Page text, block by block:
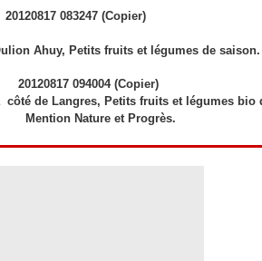
Ahuy, Petits fruits et légumes de saison.
côté de Langres, Petits fruits et légumes bio
Mention Nature et Progrès.